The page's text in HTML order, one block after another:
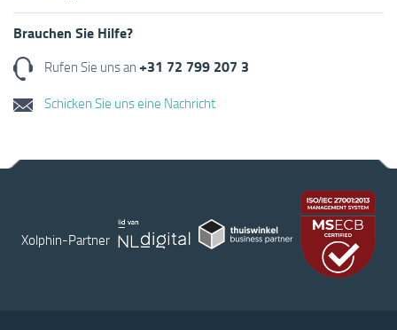
Brauchen Sie Hilfe?
Rufen Sie uns an +31 72 799 207 3
Schicken Sie uns eine Nachricht
Xolphin-Partner